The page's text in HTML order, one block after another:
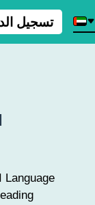
تسجيل
Language